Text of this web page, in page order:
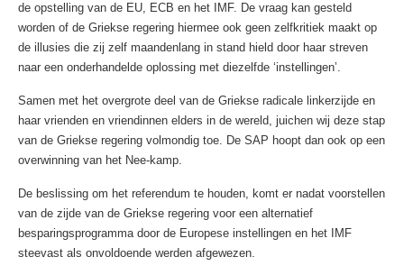
de opstelling van de EU, ECB en het IMF. De vraag kan gesteld
worden of de Griekse regering hiermee ook geen zelfkritiek maakt op
de illusies die zij zelf maandenlang in stand hield door haar streven
naar een onderhandelde oplossing met diezelfde ‘instellingen’.
Samen met het overgrote deel van de Griekse radicale linkerzijde en
haar vrienden en vriendinnen elders in de wereld, juichen wij deze stap
van de Griekse regering volmondig toe. De SAP hoopt dan ook op een
overwinning van het Nee-kamp.
De beslissing om het referendum te houden, komt er nadat voorstellen
van de zijde van de Griekse regering voor een alternatief
besparingsprogramma door de Europese instellingen en het IMF
steevast als onvoldoende werden afgewezen.